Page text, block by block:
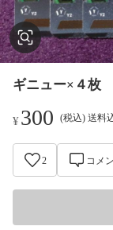
ギニュー×４
¥300 (税込) 送料
2 コメ